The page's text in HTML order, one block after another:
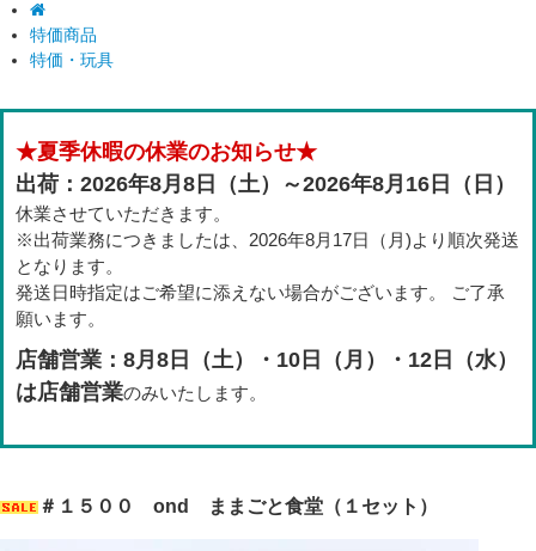
特価商品
特価・玩具
★夏季休暇の休業のお知らせ★
出荷：2026年8月8日（土）～2026年8月16日（日）
休業させていただきます。
※出荷業務につきましたは、2026年8月17日（月)より順次発送
となります。
発送日時指定はご希望に添えない場合がございます。 ご了承
願います。
店舗営業：8月8日（土）・10日（月）・12日（水）
は店舗営業のみいたします。
＃１５００ ond ままごと食堂（１セット）